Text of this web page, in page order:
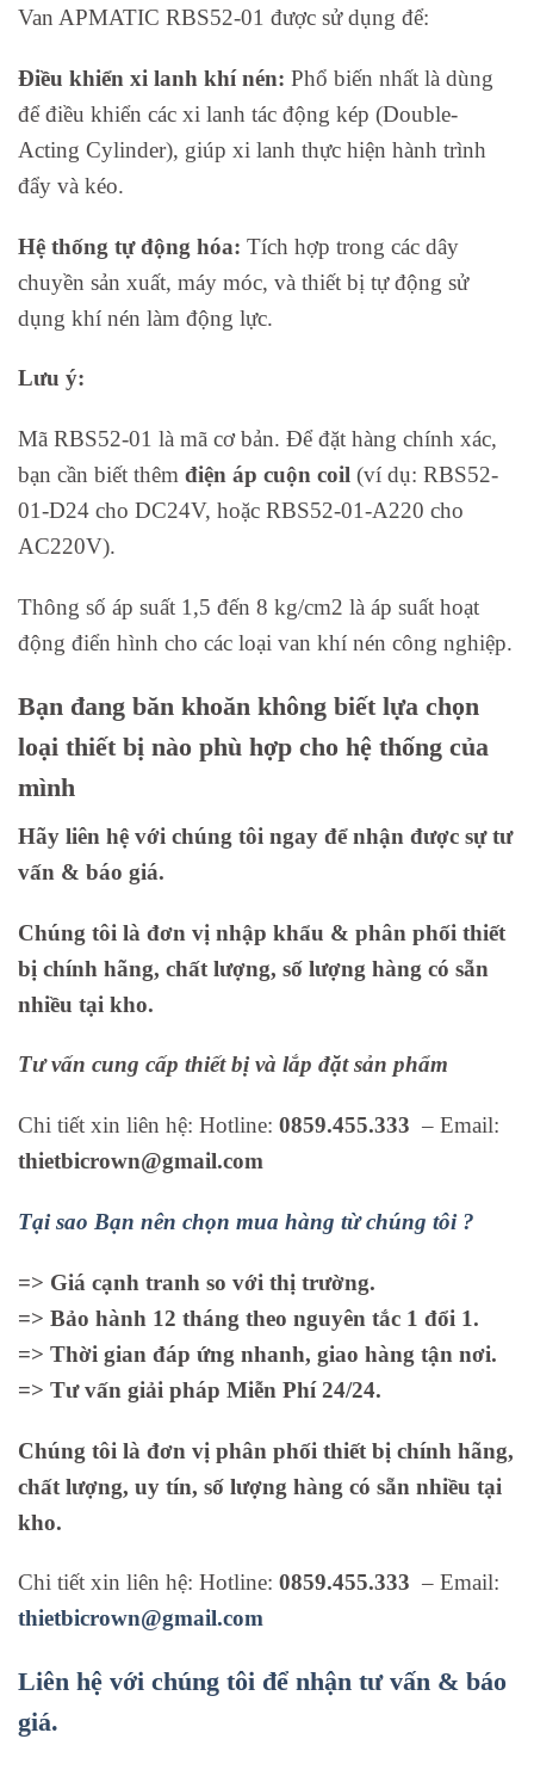
Van APMATIC RBS52-01 được sử dụng để:
Điều khiển xi lanh khí nén: Phổ biến nhất là dùng
để điều khiển các xi lanh tác động kép (Double-
Acting Cylinder), giúp xi lanh thực hiện hành trình
đẩy và kéo.
Hệ thống tự động hóa: Tích hợp trong các dây
chuyền sản xuất, máy móc, và thiết bị tự động sử
dụng khí nén làm động lực.
Lưu ý:
Mã RBS52-01 là mã cơ bản. Để đặt hàng chính xác,
bạn cần biết thêm điện áp cuộn coil (ví dụ: RBS52-
01-D24 cho DC24V, hoặc RBS52-01-A220 cho
AC220V).
Thông số áp suất 1,5 đến 8 kg/cm2 là áp suất hoạt
động điển hình cho các loại van khí nén công nghiệp.
Bạn đang băn khoăn không biết lựa chọn
loại thiết bị nào phù hợp cho hệ thống của
mình
Hãy liên hệ với chúng tôi ngay để nhận được sự tư
vấn & báo giá.
Chúng tôi là đơn vị nhập khẩu & phân phối thiết
bị chính hãng, chất lượng, số lượng hàng có sẵn
nhiều tại kho.
Tư vấn cung cấp thiết bị và lắp đặt sản phẩm
Chi tiết xin liên hệ: Hotline: 0859.455.333 – Email:
thietbicrown@gmail.com
Tại sao Bạn nên chọn mua hàng từ chúng tôi ?
=> Giá cạnh tranh so với thị trường.
=> Bảo hành 12 tháng theo nguyên tắc 1 đổi 1.
=> Thời gian đáp ứng nhanh, giao hàng tận nơi.
=> Tư vấn giải pháp Miễn Phí 24/24.
Chúng tôi là đơn vị phân phối thiết bị chính hãng,
chất lượng, uy tín, số lượng hàng có sẵn nhiều tại
kho.
Chi tiết xin liên hệ: Hotline: 0859.455.333 – Email:
thietbicrown@gmail.com
Liên hệ với chúng tôi để nhận tư vấn & báo
giá.